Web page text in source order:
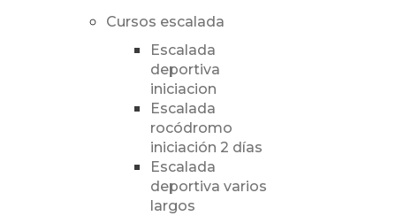
Cursos escalada
Escalada
deportiva
iniciacion
Escalada
rocódromo
iniciación 2 días
Escalada
deportiva varios
largos